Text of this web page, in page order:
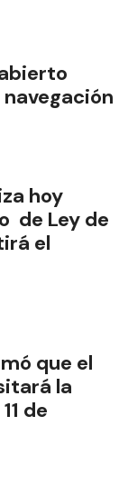
hoy
de Ley de
el
que el
la
de